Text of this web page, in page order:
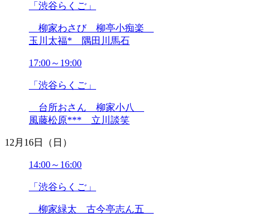
「渋谷らくご」
柳家わさび 柳亭小痴楽
玉川太福* 隅田川馬石
17:00～19:00
「渋谷らくご」
台所おさん 柳家小八
風藤松原*** 立川談笑
12月16日（日）
14:00～16:00
「渋谷らくご」
柳家緑太 古今亭志ん五